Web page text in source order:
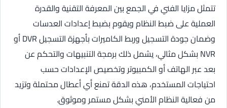
تتمثل مزايا الفني في الجمع بين المعرفة التقنية والقدرة
العملية على ضبط النظام ويقوم بضبط إعدادات العدسات
وضمان جودة التسجيل وربط الكاميرات بأجهزة التسجيل DVR أو
NVR بشكل مثالي، يشمل ذلك برمجة التنبيهات والتحكم عن
بعد عبر الهاتف أو الكمبيوتر وتخصيص الإعدادات حسب
احتياجات المستخدم، هذه الدقة تمنع أي أعطال محتملة وتزيد
من فعالية النظام الأمني بشكل مستمر وموثوق.